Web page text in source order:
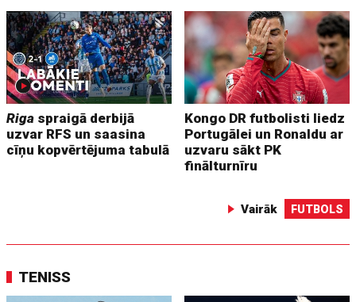
Riga spraigā derbijā
uzvar RFS un saasina
cīņu kopvērtējuma tabulā
Kongo DR futbolisti liedz
Portugālei un Ronaldu ar
uzvaru sākt PK
finālturnīru
Vairāk FUTBOLS
TENISS